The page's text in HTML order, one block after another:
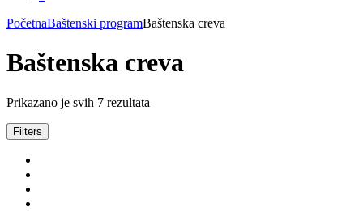
PočetnaBaštenski programBaštenska creva
Baštenska creva
Prikazano je svih 7 rezultata
Filters